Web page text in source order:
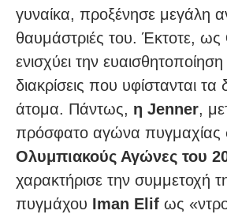
γυναίκα, προξένησε μεγάλη
θαυμάστριές του. Έκτοτε, ως
ενισχύει την ευαισθητοποίηση
διακρίσεις που υφίστανται τα
άτομα. Πάντως, η Jenner,
πρόσφατο αγώνα πυγμαχίας
Ολυμπιακούς Αγώνες του
χαρακτήρισε την συμμετοχή
πυγμάχου Iman Elif ως